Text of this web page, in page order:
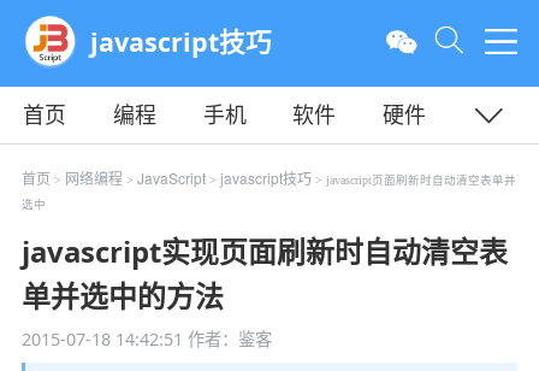
javascript技巧
首页 编程 手机 软件
硬件
教程
平面 服务器
首页 > 网络编程 > JavaScript> javascript技巧 > javascript页面刷新时自动清空表单并
选中
javascript实现页面刷新时自动清空表
单并选中的方法
2015-07-18 14:42:51 作者：鉴客